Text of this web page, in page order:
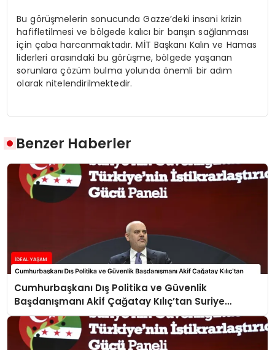
Bu görüşmelerin sonucunda Gazze’deki insani krizin
hafifletilmesi ve bölgede kalıcı bir barışın sağlanması
için çaba harcanmaktadır. MİT Başkanı Kalın ve Hamas
liderleri arasındaki bu görüşme, bölgede yaşanan
sorunlara çözüm bulma yolunda önemli bir adım
olarak nitelendirilmektedir.
Benzer Haberler
Cumhurbaşkanı Dış Politika ve Güvenlik
Başdanışmanı Akif Çağatay Kılıç’tan Suriye
Panelinde Önemli Açıklamalar